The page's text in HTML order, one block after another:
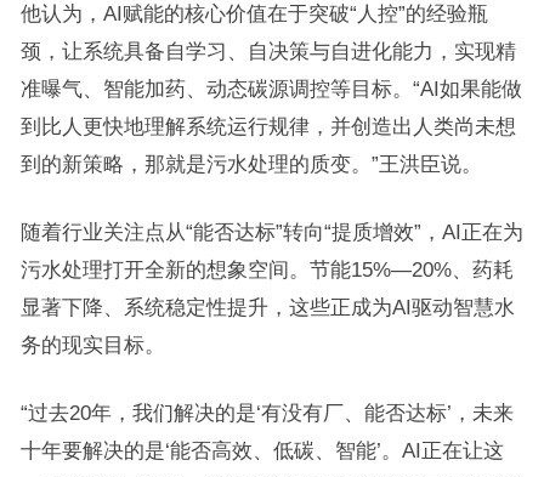
他认为，AI赋能的核心价值在于突破“人控”的经验瓶
颈，让系统具备自学习、自决策与自进化能力，实现精
准曝气、智能加药、动态碳源调控等目标。“AI如果能做
到比人更快地理解系统运行规律，并创造出人类尚未想
到的新策略，那就是污水处理的质变。”王洪臣说。
随着行业关注点从“能否达标”转向“提质增效”，AI正在为
污水处理打开全新的想象空间。节能15%—20%、药耗
显著下降、系统稳定性提升，这些正成为AI驱动智慧水
务的现实目标。
“过去20年，我们解决的是‘有没有厂、能否达标’，未来
十年要解决的是‘能否高效、低碳、智能’。AI正在让这